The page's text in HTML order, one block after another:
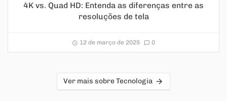
4K vs. Quad HD: Entenda as diferenças entre as
resoluções de tela
12 de março de 2025 0
Ver mais sobre Tecnologia